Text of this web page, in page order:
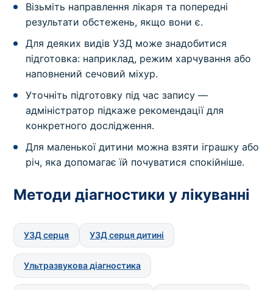
Візьміть направлення лікаря та попередні
результати обстежень, якщо вони є.
Для деяких видів УЗД може знадобитися
підготовка: наприклад, режим харчування або
наповнений сечовий міхур.
Уточніть підготовку під час запису —
адміністратор підкаже рекомендації для
конкретного дослідження.
Для маленької дитини можна взяти іграшку або
річ, яка допомагає їй почуватися спокійніше.
Методи діагностики у лікуванні
УЗД серця УЗД серця дитині
Ультразвукова діагностика